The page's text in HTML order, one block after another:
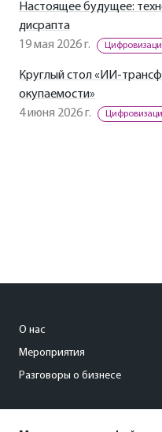
Настоящее будущее:
дисрапта
19 мая 2026 г.
Круглый стол «ИИ-
окупаемости»
4 июня 2026 г.
О нас
Мероприятия
Разговоры о бизнесе